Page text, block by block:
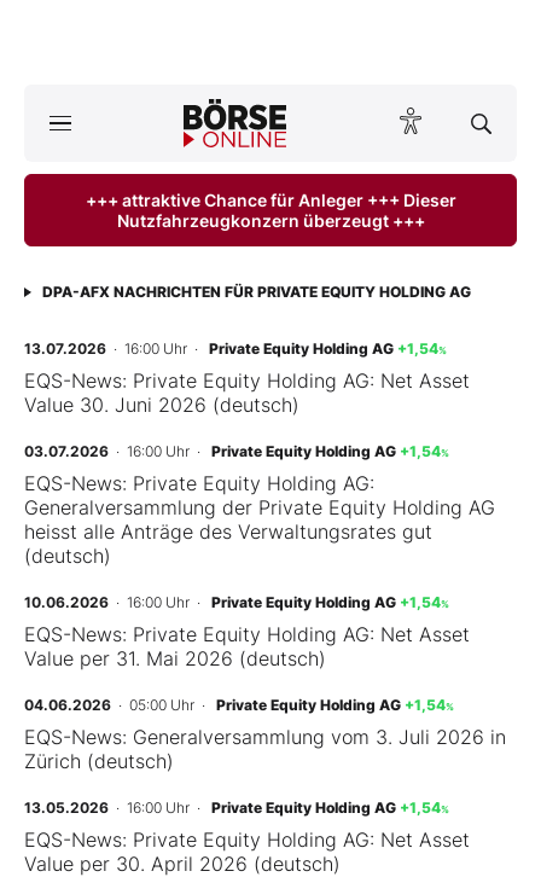
ktuelle Ausgabe BÖRSE ONLINE lesen
Anlageprodukte
Finanz-Check
Abo & Shop
BO-Musterdepots
Experten
Mein Konto
Folgen Sie uns
Kontakt
+++ attraktive Chance für Anleger +++ Dieser
Nutzfahrzeugkonzern überzeugt +++
DPA-AFX NACHRICHTEN FÜR PRIVATE EQUITY HOLDING AG
13.07.2026 · 16:00 Uhr · Private Equity Holding AG +1,54%
EQS-News: Private Equity Holding AG: Net Asset
Value 30. Juni 2026 (deutsch)
03.07.2026 · 16:00 Uhr · Private Equity Holding AG +1,54%
EQS-News: Private Equity Holding AG:
Generalversammlung der Private Equity Holding AG
heisst alle Anträge des Verwaltungsrates gut
(deutsch)
10.06.2026 · 16:00 Uhr · Private Equity Holding AG +1,54%
EQS-News: Private Equity Holding AG: Net Asset
Value per 31. Mai 2026 (deutsch)
04.06.2026 · 05:00 Uhr · Private Equity Holding AG +1,54%
EQS-News: Generalversammlung vom 3. Juli 2026 in
Zürich (deutsch)
13.05.2026 · 16:00 Uhr · Private Equity Holding AG +1,54%
EQS-News: Private Equity Holding AG: Net Asset
Value per 30. April 2026 (deutsch)